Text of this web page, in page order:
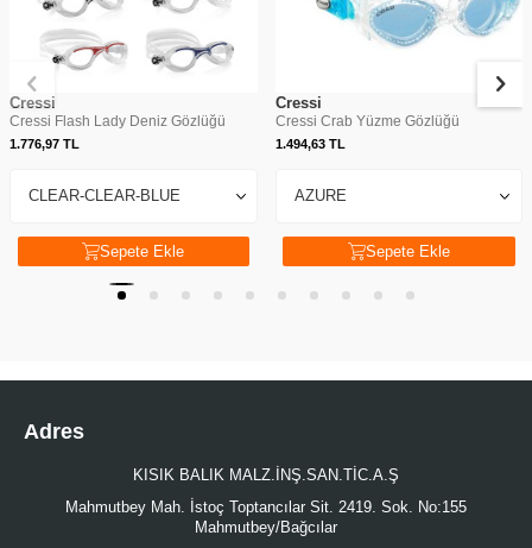
Cressi
Cressi Flash Lady Deniz Gözlüğü
1.776,97 TL
Sepete Ekle
Cressi
Cressi Crab Yüzme Gözlüğü
1.494,63TL
Sepete Ekle
Adres
KISIK BALIK MALZ.İNŞ.SAN.TİC.A.Ş
Mahmutbey Mah. İstoç Toptancılar Sit. 2419. Sok. No:155
Mahmutbey/Bağcılar